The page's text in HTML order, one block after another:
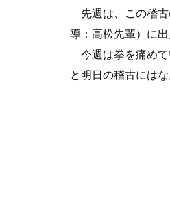
先週は、この稽
導：高松先輩）に
今週は拳を痛めて
と明日の稽古には